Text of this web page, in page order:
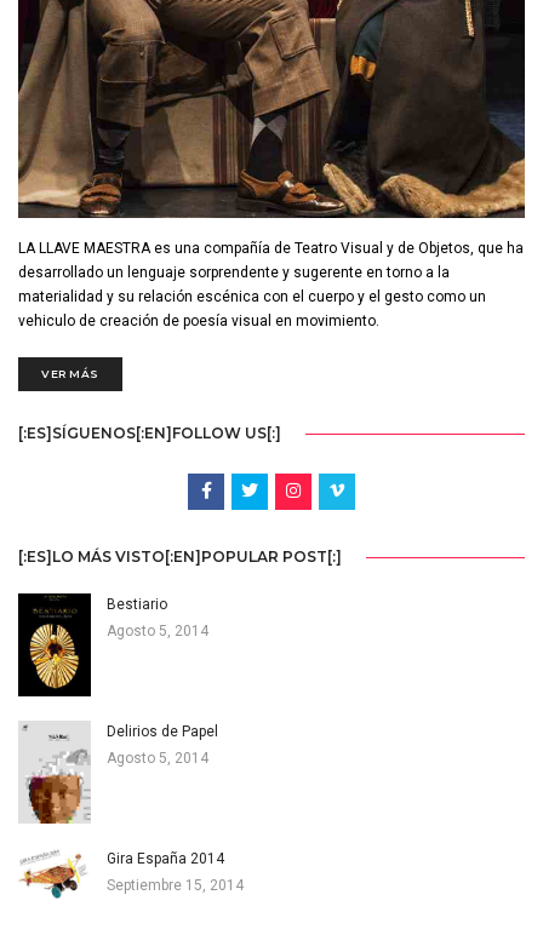
LA LLAVE MAESTRA es una compañía de Teatro Visual y de Objetos, que ha
desarrollado un lenguaje sorprendente y sugerente en torno a la
materialidad y su relación escénica con el cuerpo y el gesto como un
vehiculo de creación de poesía visual en movimiento.
VER MÁS
[:ES]SÍGUENOS[:EN]FOLLOW US[:]
[:ES]LO MÁS VISTO[:EN]POPULAR POST[:]
Bestiario
Agosto 5, 2014
Delirios de Papel
Agosto 5, 2014
Gira España 2014
Septiembre 15, 2014